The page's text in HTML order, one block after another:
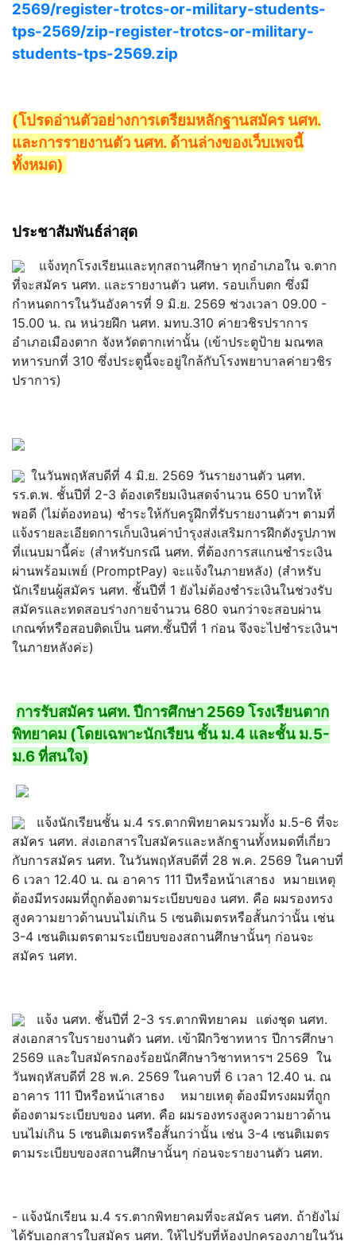
2569/register-trotcs-or-military-students-
tps-2569/zip-register-trotcs-or-military-
students-tps-2569.zip
(โปรดอ่านตัวอย่างการเตรียมหลักฐานสมัคร นศท.
และการรายงานตัว นศท. ด้านล่างของเว็บเพจนี้
ทั้งหมด)
ประชาสัมพันธ์ล่าสุด
แจ้งทุกโรงเรียนและทุกสถานศึกษา ทุกอำเภอใน จ.ตาก
ที่จะสมัคร นศท. และรายงานตัว นศท. รอบเก็บตก ซึ่งมี
กำหนดการในวันอังคารที่ 9 มิ.ย. 2569 ช่วงเวลา 09.00 -
15.00 น. ณ หน่วยฝึก นศท. มทบ.310 ค่ายวชิรปราการ
อำเภอเมืองตาก จังหวัดตากเท่านั้น (เข้าประตูป้าย มณฑล
ทหารบกที่ 310 ซึ่งประตูนี้จะอยู่ใกล้กับโรงพยาบาลค่ายวชิร
ปราการ)
ในวันพฤหัสบดีที่ 4 มิ.ย. 2569 วันรายงานตัว นศท.
รร.ต.พ. ชั้นปีที่ 2-3 ต้องเตรียมเงินสดจำนวน 650 บาทให้
พอดี (ไม่ต้องทอน) ชำระให้กับครูฝึกที่รับรายงานตัวฯ ตามที่
แจ้งรายละเอียดการเก็บเงินค่าบำรุงส่งเสริมการฝึกดังรูปภาพ
ที่แนบมานี้ค่ะ (สำหรับกรณี นศท. ที่ต้องการสแกนชำระเงิน
ผ่านพร้อมเพย์ (PromptPay) จะแจ้งในภายหลัง) (สำหรับ
นักเรียนผู้สมัคร นศท. ชั้นปีที่ 1 ยังไม่ต้องชำระเงินในช่วงรับ
สมัครและทดสอบร่างกายจำนวน 680 จนกว่าจะสอบผ่าน
เกณฑ์หรือสอบติดเป็น นศท.ชั้นปีที่ 1 ก่อน จึงจะไปชำระเงินฯ
ในภายหลังค่ะ)
การรับสมัคร นศท. ปีการศึกษา 2569 โรงเรียนตาก
พิทยาคม (โดยเฉพาะนักเรียน ชั้น ม.4 และชั้น ม.5-
ม.6 ที่สนใจ)
แจ้งนักเรียนชั้น ม.4 รร.ตากพิทยาคมรวมทั้ง ม.5-6 ที่จะ
สมัคร นศท. ส่งเอกสารใบสมัครและหลักฐานทั้งหมดที่เกี่ยว
กับการสมัคร นศท. ในวันพฤหัสบดีที่ 28 พ.ค. 2569 ในคาบที่
6 เวลา 12.40 น. ณ อาคาร 111 ปีหรือหน้าเสาธง หมายเหตุ
ต้องมีทรงผมที่ถูกต้องตามระเบียบของ นศท. คือ ผมรองทรง
สูงความยาวด้านบนไม่เกิน 5 เซนติเมตรหรือสั้นกว่านั้น เช่น
3-4 เซนติเมตรตามระเบียบของสถานศึกษานั้นๆ ก่อนจะ
สมัคร นศท.
แจ้ง นศท. ชั้นปีที่ 2-3 รร.ตากพิทยาคม แต่งชุด นศท.
ส่งเอกสารใบรายงานตัว นศท. เข้าฝึกวิชาทหาร ปีการศึกษา
2569 และใบสมัครกองร้อยนักศึกษาวิชาทหารฯ 2569 ใน
วันพฤหัสบดีที่ 28 พ.ค. 2569 ในคาบที่ 6 เวลา 12.40 น. ณ
อาคาร 111 ปีหรือหน้าเสาธง หมายเหตุ ต้องมีทรงผมที่ถูก
ต้องตามระเบียบของ นศท. คือ ผมรองทรงสูงความยาวด้าน
บนไม่เกิน 5 เซนติเมตรหรือสั้นกว่านั้น เช่น 3-4 เซนติเมตร
ตามระเบียบของสถานศึกษานั้นๆ ก่อนจะรายงานตัว นศท.
- แจ้งนักเรียน ม.4 รร.ตากพิทยาคมที่จะสมัคร นศท. ถ้ายังไม่
ได้รับเอกสารใบสมัคร นศท. ให้ไปรับที่ห้องปกครองภายในวัน